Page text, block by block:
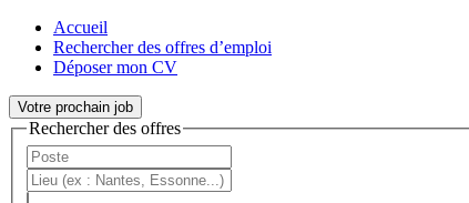
Accueil
Rechercher des offres d’emploi
Déposer mon CV
Votre prochain job
Rechercher des offres